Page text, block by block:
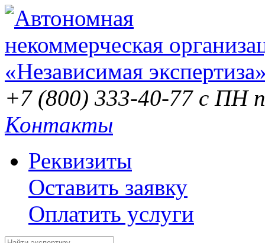
+7 (800) 333-40-77 с ПН
Контакты
Реквизиты
Оставить заявку
Оплатить услуги